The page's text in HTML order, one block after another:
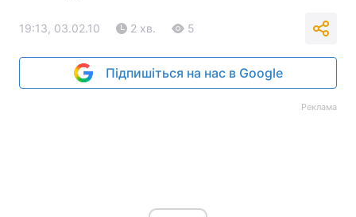
19:13, 03.02.10 2 хв. 5
Підпишіться на нас в Google
Реклама